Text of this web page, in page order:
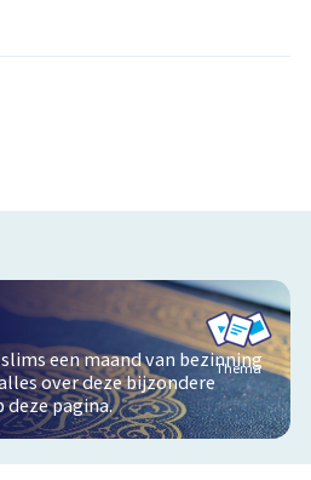
een maand van bezinning
over deze bijzondere
pagina.
Thema